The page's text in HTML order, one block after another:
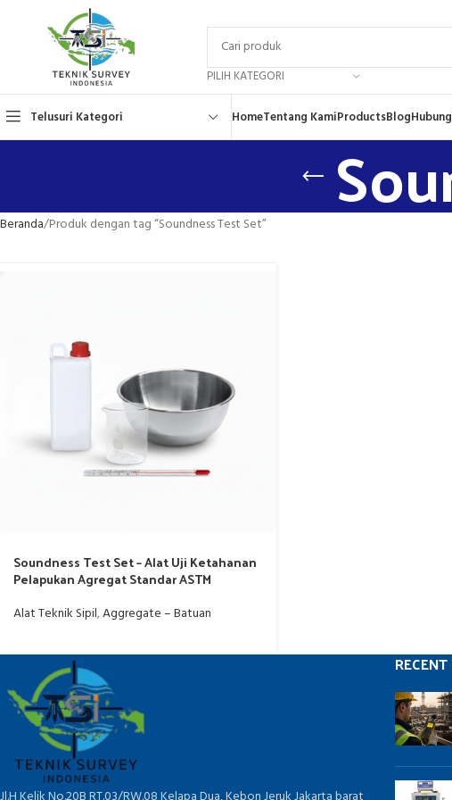
PILIH KATEGORI
Telusuri Kategori HomeTentang KamiProductsBlog
Beranda Produk dengan tag “Soundness Test Set”
Soundness Test Set – Alat Uji Ketahanan
Pelapukan Agregat Standar ASTM
Alat Teknik Sipil,Aggregate – Batuan